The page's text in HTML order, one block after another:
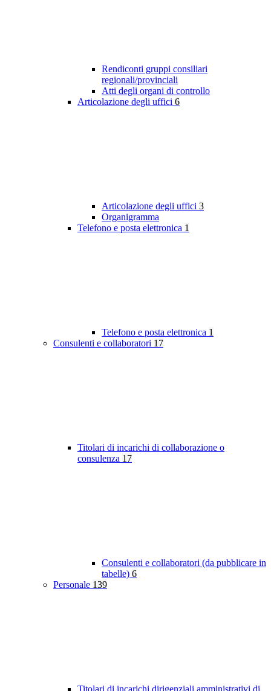
Rendiconti gruppi consiliari
regionali/provinciali
Atti degli organi di controllo
Articolazione degli uffici 6
Articolazione degli uffici 3
Organigramma
Telefono e posta elettronica 1
Telefono e posta elettronica 1
Consulenti e collaboratori 17
Titolari di incarichi di collaborazione o
consulenza 17
Consulenti e collaboratori (da pubblicare in
tabelle) 6
Personale 139